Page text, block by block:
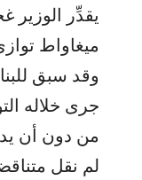
ميغاواط
جرى خلاله
من دون أن
لم نقل